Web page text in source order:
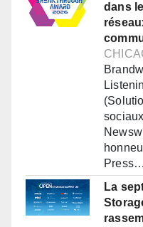
dans
Press…
La